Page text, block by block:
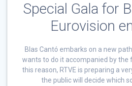
Special Gala for
Eurovision
Blas Cantó embarks on a new
wants to do it accompanied by the
this reason, RTVE is preparing a
the public will decide which